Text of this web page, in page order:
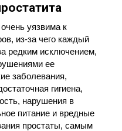
уязвима к
из-за чего каждый
редким исключением,
ее
заболевания,
гигиена,
нарушения в
питание и вредные
простаты, самым